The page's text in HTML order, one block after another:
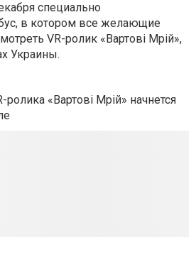
специально
в котором все желающие
VR-ролик «Вартові Мрій»,
Украины.
ролика «Вартові Мрій» начнется